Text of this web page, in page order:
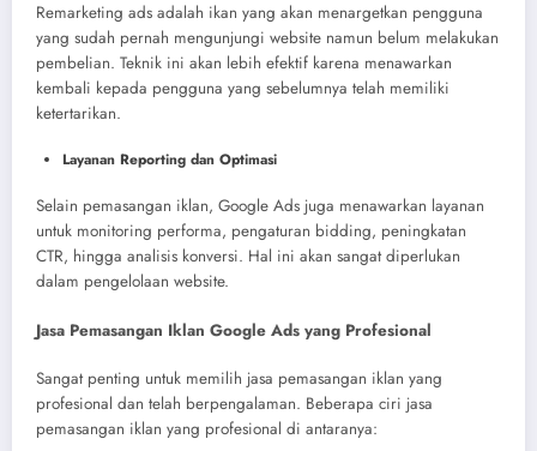
Remarketing ads adalah ikan yang akan menargetkan pengguna
yang sudah pernah mengunjungi website namun belum melakukan
pembelian. Teknik ini akan lebih efektif karena menawarkan
kembali kepada pengguna yang sebelumnya telah memiliki
ketertarikan.
Layanan Reporting dan Optimasi
Selain pemasangan iklan, Google Ads juga menawarkan layanan
untuk monitoring performa, pengaturan bidding, peningkatan
CTR, hingga analisis konversi. Hal ini akan sangat diperlukan
dalam pengelolaan website.
Jasa Pemasangan Iklan Google Ads yang Profesional
Sangat penting untuk memilih jasa pemasangan iklan yang
profesional dan telah berpengalaman. Beberapa ciri jasa
pemasangan iklan yang profesional di antaranya: